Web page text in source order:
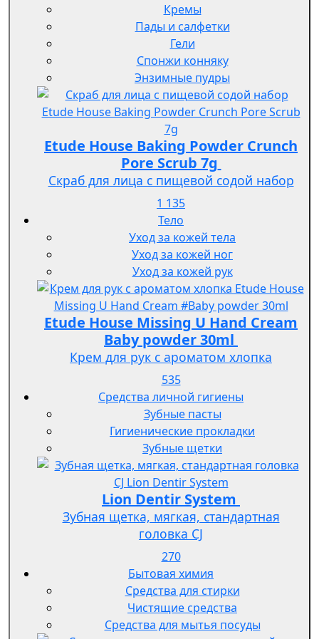
Кремы
Пады и салфетки
Гели
Спонжи конняку
Энзимные пудры
Etude House Baking Powder Crunch
Pore Scrub 7g
Скраб для лица с пищевой содой набор
1 135
Тело
Уход за кожей тела
Уход за кожей ног
Уход за кожей рук
Etude House Missing U Hand Cream
Baby powder 30ml
Крем для рук с ароматом хлопка
535
Средства личной гигиены
Зубные пасты
Гигиенические прокладки
Зубные щетки
Lion Dentir System
Зубная щетка, мягкая, стандартная
головка СJ
270
Бытовая химия
Средства для стирки
Чистящие средства
Средства для мытья посуды